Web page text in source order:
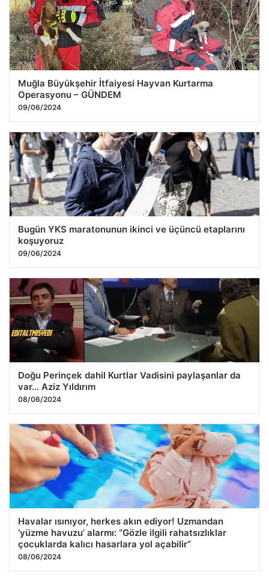
Muğla Büyükşehir İtfaiyesi Hayvan Kurtarma
Operasyonu – GÜNDEM
09/06/2024
Bugün YKS maratonunun ikinci ve üçüncü etaplarını
koşuyoruz
09/06/2024
Doğu Perinçek dahil Kurtlar Vadisini paylaşanlar da
var… Aziz Yıldırım
08/06/2024
Havalar ısınıyor, herkes akın ediyor! Uzmandan
‘yüzme havuzu’ alarmı: “Gözle ilgili rahatsızlıklar
çocuklarda kalıcı hasarlara yol açabilir”
08/06/2024